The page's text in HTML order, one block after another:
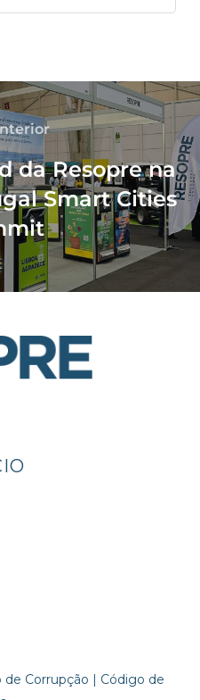
da Resopre na
Smart Cities
Corrupção | Código de